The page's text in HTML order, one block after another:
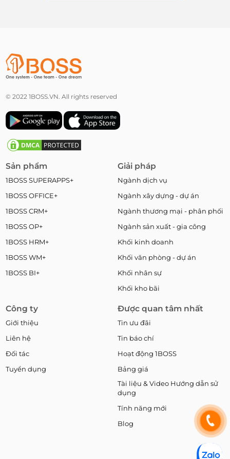
© 2022 1BOSS.VN. All rights reserved
Sản phẩm
1BOSS SUPERAPPS+
1BOSS OFFICE+
1BOSS CRM+
1BOSS OP+
1BOSS HRM+
1BOSS WM+
1BOSS BI+
Giải pháp
Ngành dịch vụ
Ngành xây dựng - dự án
Ngành thương mại - phân phối
Ngành sản xuất - gia công
Khối kinh doanh
Khối văn phòng - dự án
Khối nhân sự
Khối kho bãi
Công ty
Giới thiệu
Liên hệ
Đối tác
Tuyển dụng
Được quan tâm nhất
Tin ưu đãi
Tin báo chí
Hoạt động 1BOSS
Bảng giá
Tài liệu & Video Hướng dẫn sử
dụng
Tính năng mới
Blog